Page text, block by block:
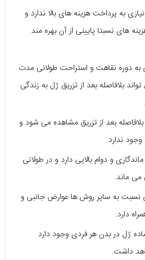
به پرداخت هزینه های بالا ندارد و
های نسبتا پایینی از آن بهره مند
به دوره نقاهت و استراحت طولانی مدت
بلافاصله بعد از تزریق ژل به زندگی
بعد از تزریق مشاهده می شود و
ندارد.
و دوام بالایی دارد و در طولانی
می ماند.
نسبت به سایر روش ها عوارض جانبی و
دارد.
ژل در بدن هر فردی وجود دارد
داشت.